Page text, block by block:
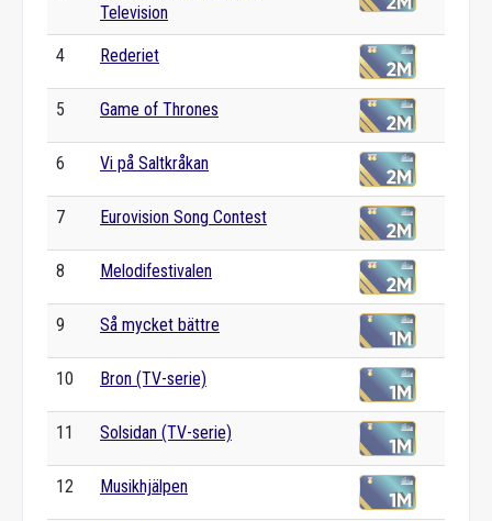
Television
4 Rederiet
5 Game of Thrones
6 Vi på Saltkråkan
7 Eurovision Song Contest
8 Melodifestivalen
9 Så mycket bättre
10 Bron (TV-serie)
11 Solsidan (TV-serie)
12 Musikhjälpen